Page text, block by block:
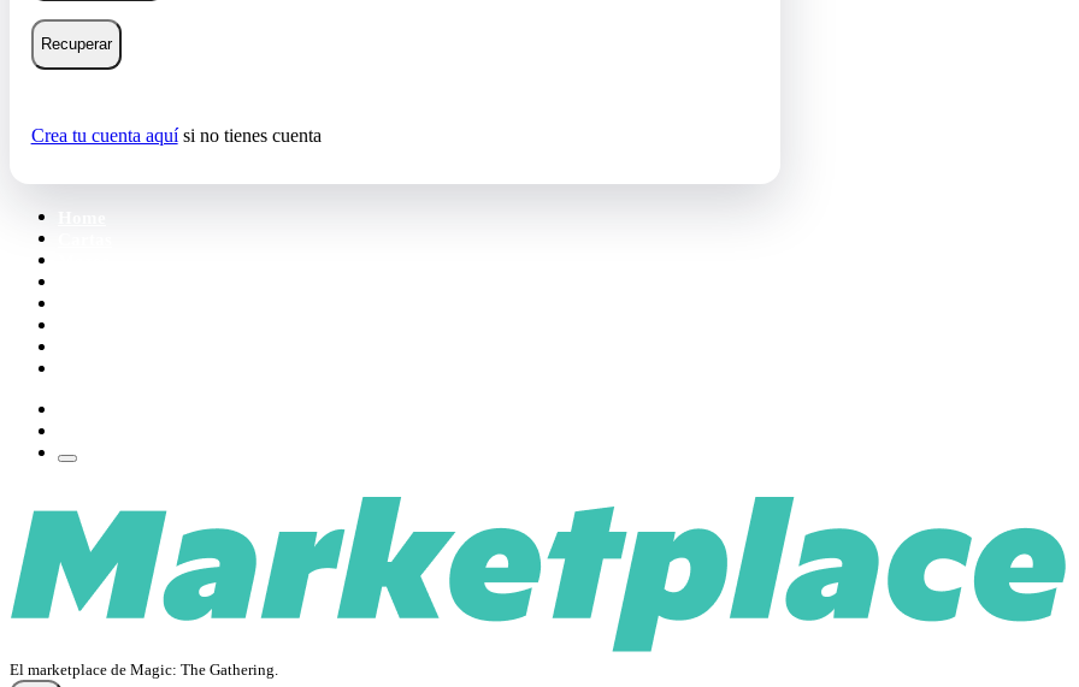
Recuperar
Crea tu cuenta aquísi no tienes cuenta
El marketplace de Magic: The Gathering.